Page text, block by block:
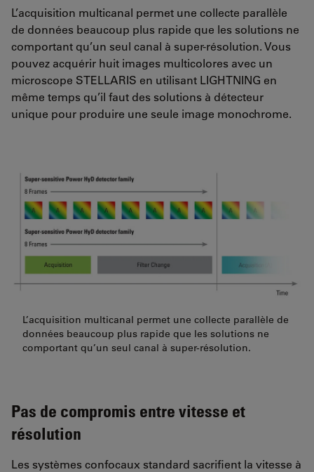
L’acquisition multicanal permet une collecte parallèle
de données beaucoup plus rapide que les solutions ne
comportant qu’un seul canal à super-résolution. Vous
pouvez acquérir huit images multicolores avec un
microscope STELLARIS en utilisant LIGHTNING en
même temps qu’il faut des solutions à détecteur
unique pour produire une seule image monochrome.
L’acquisition multicanal permet une collecte parallèle de
données beaucoup plus rapide que les solutions ne
comportant qu’un seul canal à super-résolution.
Pas de compromis entre vitesse et
résolution
Les systèmes confocaux standard sacrifient la vitesse à